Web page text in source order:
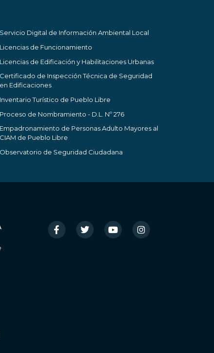
Servicio Digital de Información Ambiental Local
Licencias de Funcionamiento
Licencias de Edificación y Habilitaciones Urbanas
Certificado de Inspección Técnica de Seguridad
en Edificaciones
Inventario Turístico de Pueblo Libre
Proceso de Nombramiento - D.L. Nº 276
Empadronamiento de Personas Adulto Mayores al
CIAM de Pueblo Libre
Observatorio de Seguridad Ciudadana